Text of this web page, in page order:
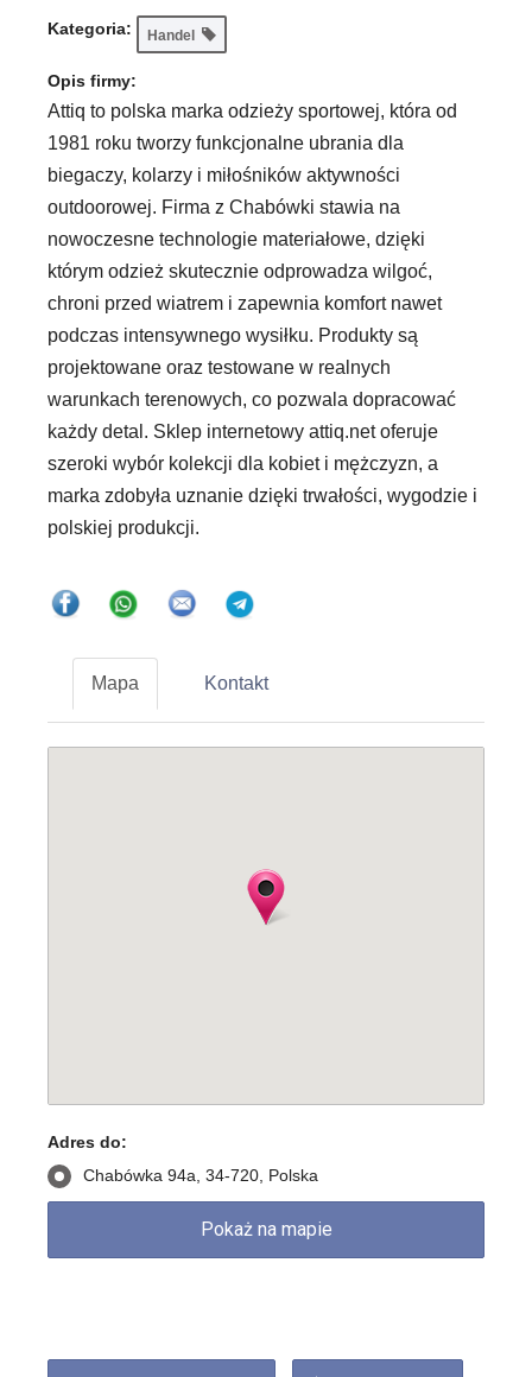
Kategoria: Handel
Opis firmy:
Attiq to polska marka odzieży sportowej, która od
1981 roku tworzy funkcjonalne ubrania dla
biegaczy, kolarzy i miłośników aktywności
outdoorowej. Firma z Chabówki stawia na
nowoczesne technologie materiałowe, dzięki
którym odzież skutecznie odprowadza wilgoć,
chroni przed wiatrem i zapewnia komfort nawet
podczas intensywnego wysiłku. Produkty są
projektowane oraz testowane w realnych
warunkach terenowych, co pozwala dopracować
każdy detal. Sklep internetowy attiq.net oferuje
szeroki wybór kolekcji dla kobiet i mężczyzn, a
marka zdobyła uznanie dzięki trwałości, wygodzie i
polskiej produkcji.
Mapa Kontakt
Adres do:
Chabówka 94a, 34-720, Polska